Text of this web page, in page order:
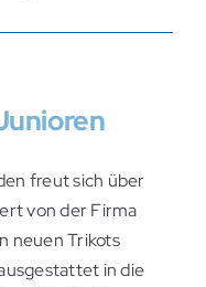
freut sich über
von der Firma
neuen Trikots
in die